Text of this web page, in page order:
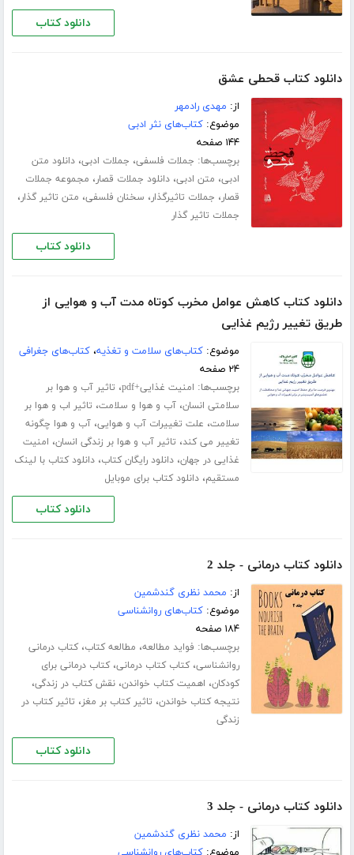
دانلود کتاب
دانلود کتاب قحطی عشق
از: مهدی رادمهر
موضوع:کتاب‌های نثر ادبی
۱۴۴ صفحه
برچسب‌ها: جملات فلسفی، جملات ادبی،دانلود متن
ادبی، متن ادبی،دانلود جملات قصار، مجموعه جملات
قصار، جملات تاثیرگذار، سخنان فلسفی، متن تاثیر گذار،
جملات تاثیر گذار
دانلود کتاب
دانلود کتاب کاهش عوامل مخرب کوتاه مدت آب و هوایی از
طریق تغییر رژیم غذایی
موضوع:کتاب‌های سلامت و تغذیه،کتاب‌های جغرافی
۲۴ صفحه
برچسب‌ها: امنیت غذایی+pdf ، تاثیر آب و هوا بر
سلامتی انسان،آب و هوا و سلامت، تاثیر اب و هوا بر
سلامت، علت تغییرات آب و هوایی،آب و هوا چگونه
تغییر می کند، تاثیر آب و هوا بر زندگی انسان، امنیت
غذایی در جهان،دانلود رایگان کتاب،دانلود کتاب با لینک
مستقیم،دانلود کتاب برای موبایل
دانلود کتاب
دانلود کتاب درمانی - جلد 2
از: محمد نظری گندشمین
موضوع:کتاب‌های روانشناسی
۱۸۴ صفحه
برچسب‌ها: فواید مطالعه، مطالعه کتاب،کتاب درمانی
روانشناسی،کتاب کتاب درمانی،کتاب درمانی برای
کودکان، اهمیت کتاب خواندن،نقش کتاب در زندگی،
نتیجه کتاب خواندن، تاثیر کتاب بر مغز، تاثیر کتاب در
زندگی
دانلود کتاب
دانلود کتاب درمانی - جلد 3
از: محمد نظری گندشمین